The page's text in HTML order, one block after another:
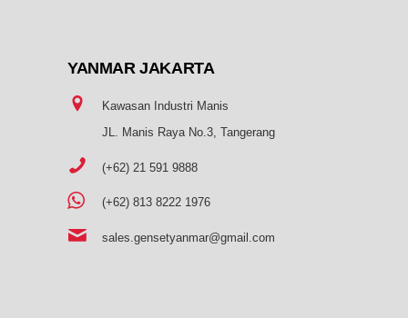
YANMARJAKARTA
Kawasan Industri Manis
JL. Manis Raya No.3, Tangerang
(+62) 21 591 9888
(+62) 813 8222 1976
sales.gensetyanmar@gmail.com